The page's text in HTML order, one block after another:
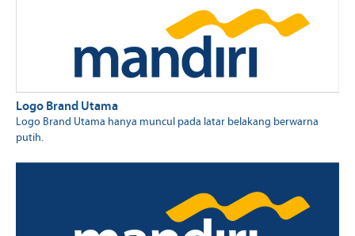
Logo Brand Utama
Logo Brand Utama hanya muncul pada latar belakang berwarna
putih.